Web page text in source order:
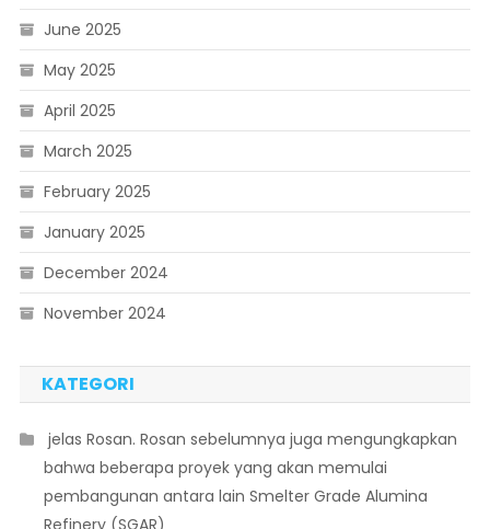
June 2025
May 2025
April 2025
March 2025
February 2025
January 2025
December 2024
November 2024
KATEGORI
 jelas Rosan. Rosan sebelumnya juga mengungkapkan
bahwa beberapa proyek yang akan memulai
pembangunan antara lain Smelter Grade Alumina